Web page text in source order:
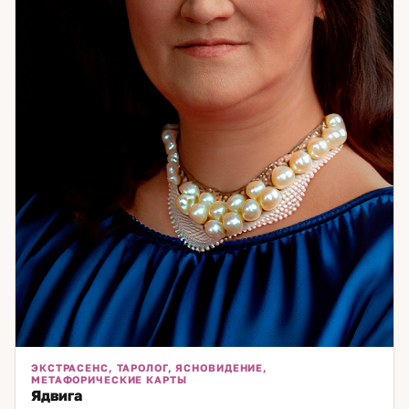
большинство обходит стороной.
ЭКСТРАСЕНС, ТАРОЛОГ, ЯСНОВИДЕНИЕ,
МЕТАФОРИЧЕСКИЕ КАРТЫ
Ядвига